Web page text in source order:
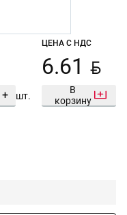
+ шт.
ЦЕНА С НДС
6.61 BYN
В
корзину